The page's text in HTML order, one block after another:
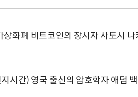
화폐 비트코인의 창시자 사토시
시간) 영국 출신의 암호학자 애덤